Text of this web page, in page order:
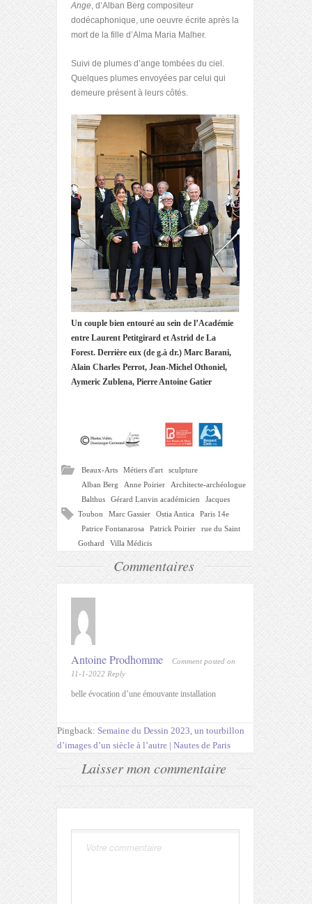
Ange, d’Alban Berg compositeur
dodécaphonique, une oeuvre écrite après la
mort de la fille d’Alma Maria Malher.
Suivi de plumes d’ange tombées du ciel.
Quelques plumes envoyées par celui qui
demeure présent à leurs côtés.
Un couple bien entouré au sein de l’Académie
entre Laurent Petitgirard et Astrid de La
Forest. Derrière eux (de g.à dr.) Marc Barani,
Alain Charles Perrot, Jean-Michel Othoniel,
Aymeric Zublena, Pierre Antoine Gatier
Beaux-Arts Métiers d'art
sculpture
Alban Berg
Anne Poirier
Architecte-archéologue
Balthus
Gérard Lanvin académicien
Jacques
Toubon
Marc Gassier Ostia Antica
Paris 14e
Patrice Fontanarosa
Patrick Poirier
rue du Saint
Gothard
Villa Médicis
Commentaires
Antoine Prodhomme
Comment posted on
11-1-2022 Reply
belle évocation d’une émouvante installation
Pingback: Semaine du Dessin 2023, un tourbillon
d’images d’un siècle à l’autre | Nautes de Paris
Laisser mon commentaire